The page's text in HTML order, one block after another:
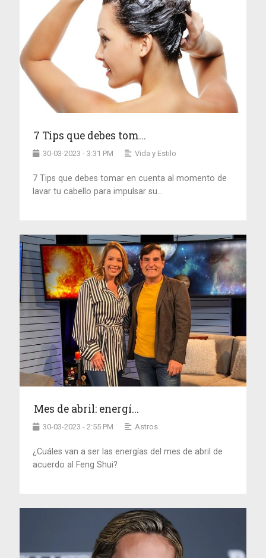
7 Tips que debes tom...
30-03-2023 - 3:31 PM Vida y Estilo
7 Tips que debes tomar en cuenta al momento de
lavar tu cabello para impulsar su...
Mes de abril: energí...
30-03-2023 - 2:55 PM Astros
¿Cuáles van a ser las energías del mes de abril de
acuerdo al Feng Shui?